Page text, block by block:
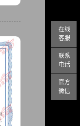
在线
客服
联系
电话
官方
微信